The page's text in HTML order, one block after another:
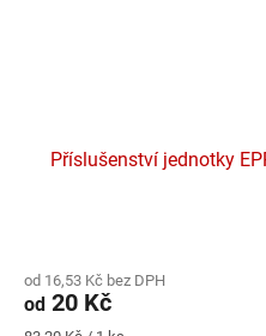
Příslušenství jednotky
od 16,53 Kč bez DPH
od 20 Kč